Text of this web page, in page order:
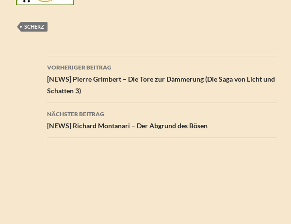
SCHERZ
Beitragsnavigation
VORHERIGER BEITRAG
[NEWS] Pierre Grimbert – Die Tore zur Dämmerung (Die Saga von Licht und
Schatten 3)
NÄCHSTER BEITRAG
[NEWS] Richard Montanari – Der Abgrund des Bösen